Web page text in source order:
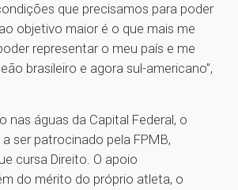
que precisamos para poder
objetivo maior é o que mais me
representar o meu país e me
brasileiro e agora sul-americano’’,
nas águas da Capital Federal, o
ser patrocinado pela FPMB,
cursa Direito. O apoio
do mérito do próprio atleta, o